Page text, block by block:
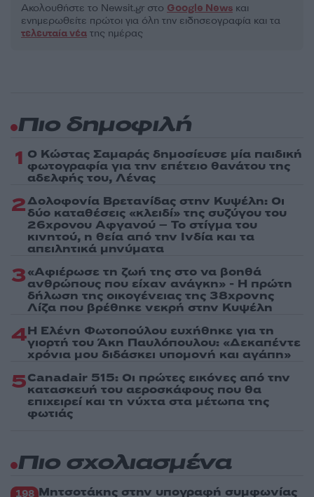
Ακολουθήστε το Νewsit.gr στο Google News και
ενημερωθείτε πρώτοι για όλη την ειδησεογραφία και τα
τελευταία νέα της ημέρας
Πιο δημοφιλή
1 Ο Κώστας Σαμαράς δημοσίευσε μία παιδική
φωτογραφία για την επέτειο θανάτου της
αδελφής του, Λένας
2Δολοφονία Βρετανίδας στην Κυψέλη: Οι
δύο καταθέσεις «κλειδί» της συζύγου του
26χρονου Αφγανού – Το στίγμα του
κινητού, η θεία από την Ινδία και τα
απειλητικά μηνύματα
3«Αφιέρωσε τη ζωή της στο να βοηθά
ανθρώπους που είχαν ανάγκη» - Η πρώτη
δήλωση της οικογένειας της 38χρονης
Λίζα που βρέθηκε νεκρή στην Κυψέλη
4Η Ελένη Φωτοπούλου ευχήθηκε για τη
γιορτή του Άκη Παυλόπουλου: «Δεκαπέντε
χρόνια μου διδάσκει υπομονή και αγάπη»
5Canadair 515: Οι πρώτες εικόνες από την
κατασκευή του αεροσκάφους που θα
επιχειρεί και τη νύχτα στα μέτωπα της
φωτιάς
Πιο σχολιασμένα
198 Μητσοτάκης στην υπογραφή συμφωνίας